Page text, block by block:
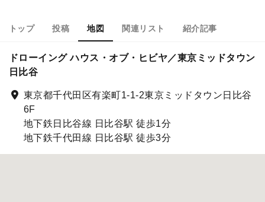
トップ 投稿 地図 関連リスト 紹介記事
ドローイング ハウス・オブ・ヒビヤ／東京ミッドタウン
日比谷
東京都千代田区有楽町1-1-2東京ミッドタウン日比谷
6F
地下鉄日比谷線 日比谷駅 徒歩1分
地下鉄千代田線 日比谷駅 徒歩3分